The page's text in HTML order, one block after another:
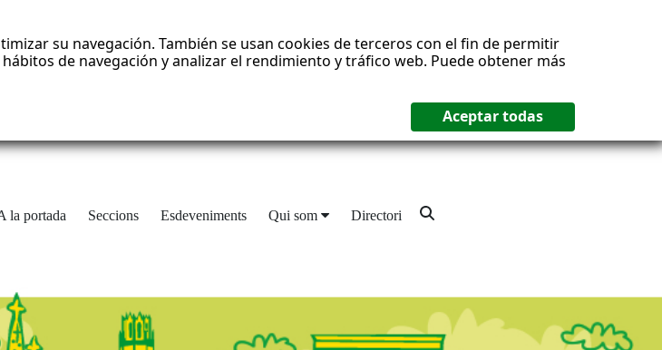
su navegación. También se usan cookies de terceros con el fin de permitir
de navegación y analizar el rendimiento y tráfico web. Puede obtener más
la portada Seccions Esdeveniments Qui som Directori